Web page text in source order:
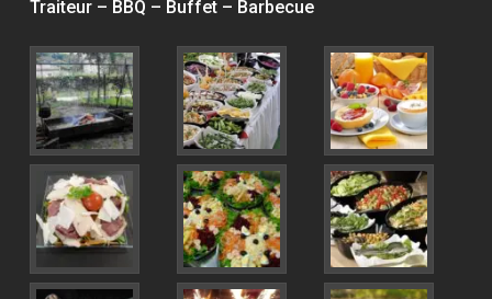
Traiteur – BBQ – Buffet – Barbecue